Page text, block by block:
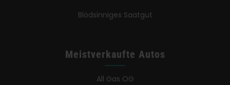
Blödsinniges Saatgut
Meistverkaufte Autos
All Gas OG